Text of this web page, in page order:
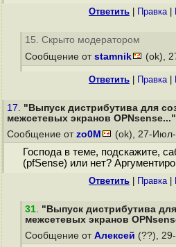
Ответить Правка|
15. Скрыто модератором
Сообщение от stamnik (ok),
Ответить Правка|
17. "Выпуск дистрибутива для
межсетевых экранов OPNsense..."
Сообщение от zo0M (ok), 27-
Господа в теме, подскажите,
(pfSense) или нет?
Ответить Правка|
31. "Выпуск дистрибутива
межсетевых экранов
Сообщение от Алексей (??),